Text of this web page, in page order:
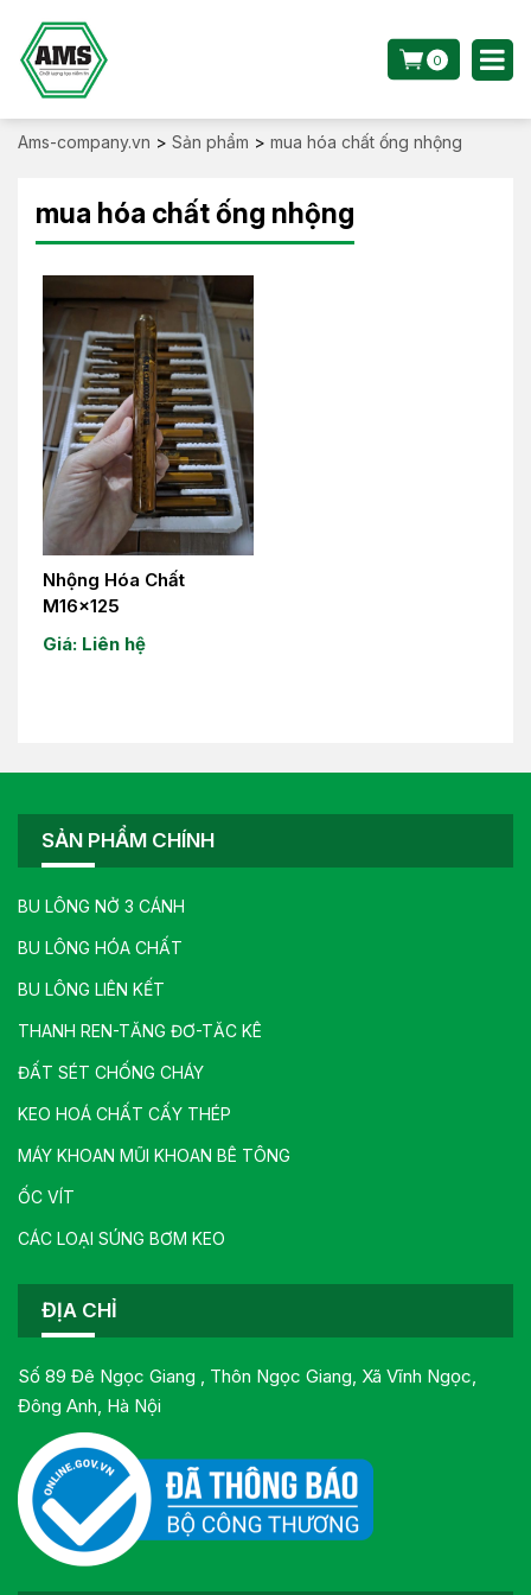
0
Ams-company.vn > Sản phẩm > mua hóa chất ống nhộng
mua hóa chất ống nhộng
Nhộng Hóa Chất
M16x125
Giá: Liên hệ
SẢN PHẨM CHÍNH
BU LÔNG NỞ 3 CÁNH
BU LÔNG HÓA CHẤT
BU LÔNG LIÊN KẾT
THANH REN-TĂNG ĐƠ-TĂC KÊ
ĐẤT SÉT CHỐNG CHÁY
KEO HOÁ CHẤT CẤY THÉP
MÁY KHOAN MŨI KHOAN BÊ TÔNG
ỐC VÍT
CÁC LOẠI SÚNG BƠM KEO
ĐỊA CHỈ
Số 89 Đê Ngọc Giang , Thôn Ngọc Giang, Xã Vĩnh Ngọc,
Đông Anh, Hà Nội